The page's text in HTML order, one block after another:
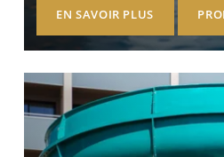
EN SAVOIR PLUS